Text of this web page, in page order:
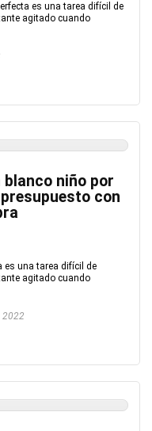
es una tarea difícil de
agitado cuando
blanco niño por
con
es una tarea difícil de
agitado cuando
2022